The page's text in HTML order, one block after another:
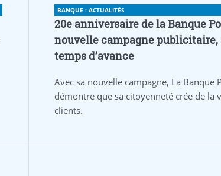
BANQUE : ACTUALITÉS
20e anniversaire de la Banque
nouvelle campagne publicitaire,
temps d’avance
Avec sa nouvelle campagne, La Banque
démontre que sa citoyenneté crée de la
clients.